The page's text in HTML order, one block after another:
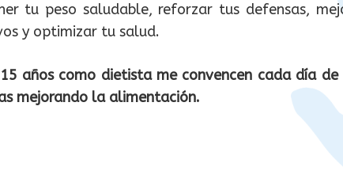
tu peso saludable, reforzar tus defensas,
y optimizar tu salud.
años como dietista me convencen cada día
mejorando la alimentación.